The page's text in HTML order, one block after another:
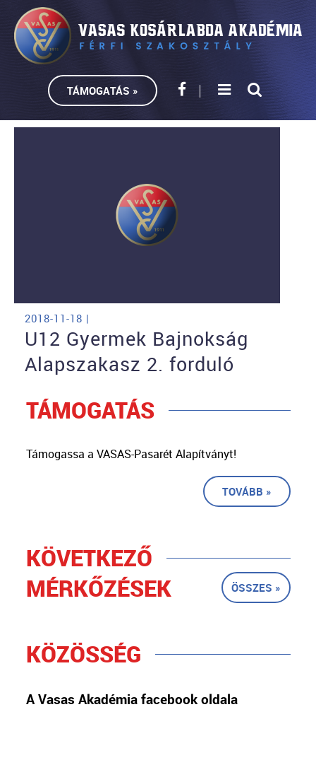
TÁMOGATÁS »
2018-11-18 |
U12 Gyermek Bajnokság
Alapszakasz 2. forduló
TÁMOGATÁS
Támogassa a VASAS-Pasarét Alapítványt!
TOVÁBB »
KÖVETKEZŐ
MÉRKŐZÉSEK
ÖSSZES »
KÖZÖSSÉG
A Vasas Akadémia facebook oldala